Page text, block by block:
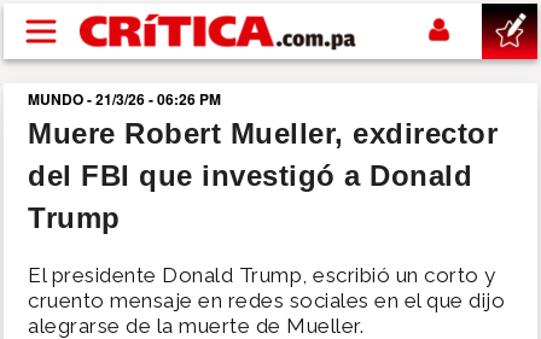
Pasar al contenido principal
buscar
SUCESOS
POLÍTICA
MUNDO - 21/3/26 - 06:26 PM
Muere Robert Mueller, exdirector
del FBI que investigó a Donald
Trump
El presidente Donald Trump, escribió un corto y
cruento mensaje en redes sociales en el que dijo
alegrarse de la muerte de Mueller.